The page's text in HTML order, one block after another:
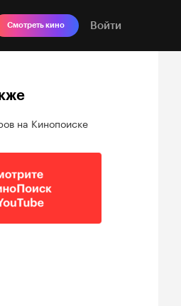
Смотреть кино Войти
на Кинопоиске